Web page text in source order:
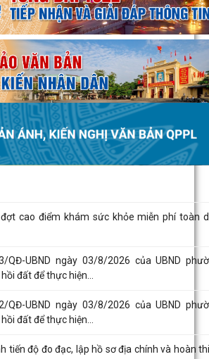
mặt bằng Dự án phát triển thành phố
đổi khí...
phường Đông Hải dự sinh hoạt Chi bộ Tổ
QĐ-UBND ngày 04/8/2026 của UBND
bố Người phát ngôn...
lý thu, chi tại các di tích trên địa bàn
cao điểm khám sức khỏe miễn phí toàn
QĐ-UBND ngày 03/8/2026 của UBND
đất để thực hiện...
QĐ-UBND ngày 03/8/2026 của UBND
đất để thực hiện...
tiến độ đo đạc, lập hồ sơ địa chính và hoàn